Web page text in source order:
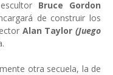
Bruce Gordon
de construir los
Alan Taylor(Juego
otra secuela, la de